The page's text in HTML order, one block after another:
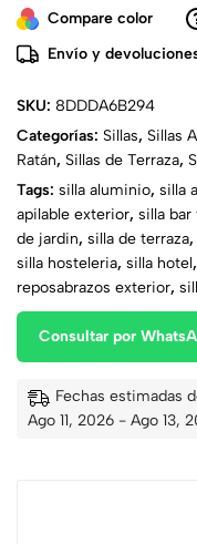
Compare color
Envío y
SKU: 8DDDA6B294
Categorías: Sillas, Sillas
Ratán, Sillas de Terraza,
Tags: silla aluminio, silla
apilable exterior, silla bar
de jardin, silla de terraza,
silla hosteleria, silla hotel,
reposabrazos exterior,
Consultar por
Fechas estimadas
Ago 11, 2026 - Ago 13,